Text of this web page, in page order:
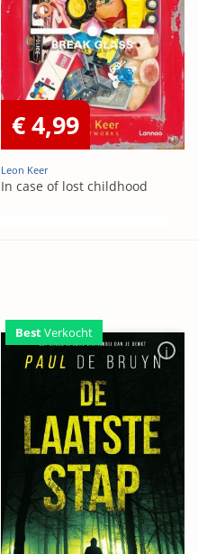
€ 4,99
Leon Keer
In case of lost childhood
BestVerkocht